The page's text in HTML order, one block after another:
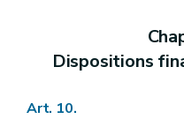
Dispositions
Art. 10.